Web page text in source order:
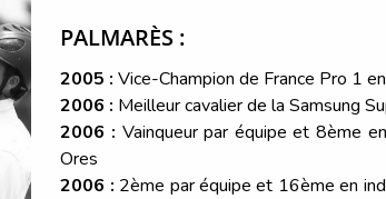
PALMARÈS :
2005 :Vice-Champion de France Pro 1
2006 : Meilleur cavalier de la Samsung
2006 : Vainqueur par équipe et 8ème
Ores
2006 : 2ème par équipe et 16ème en